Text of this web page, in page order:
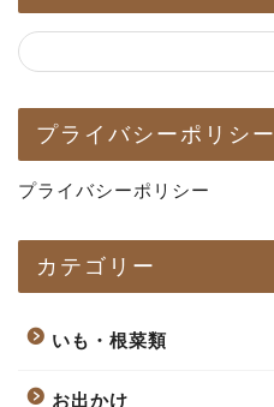
プライバシーポリシー
プライバシーポリシー
カテゴリー
いも・根菜類
お出かけ